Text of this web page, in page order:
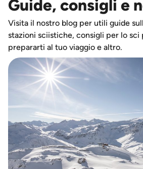
Guide, consigli e
Visita il nostro blog per utili guide
stazioni sciistiche, consigli per lo sci
prepararti al tuo viaggio e altro.